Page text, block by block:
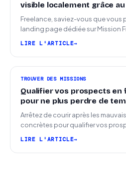
visible localement grâce au
Freelance, saviez-vous que vous
landing page dédiée sur Mission
LIRE L'ARTICLE
TROUVER DES MISSIONS
Qualifier vos prospects en
pour ne plus perdre de
Arrêtez de courir après les
concrètes pour qualifier vos
LIRE L'ARTICLE